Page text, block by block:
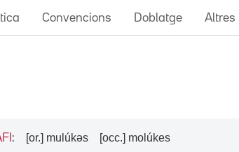
Convencions Doblatge Altres
: [or.] mulúkəs [occ.] molúkes